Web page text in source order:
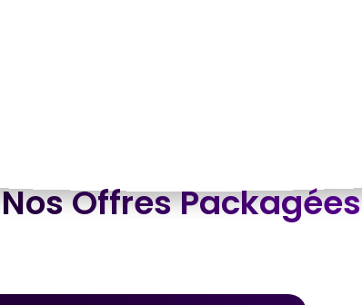
Nos Offres Packagées